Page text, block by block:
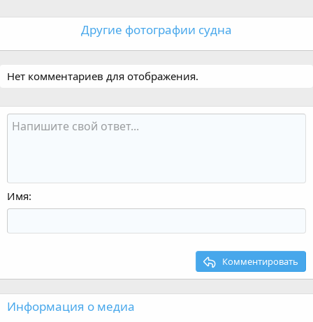
Другие фотографии судна
Нет комментариев для отображения.
Имя
Комментировать
Информация о медиа